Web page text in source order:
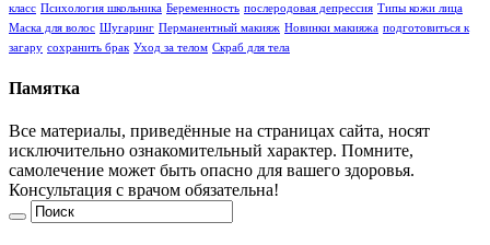
класс Психология школьника Беременность послеродовая депрессия Типы кожи лица
Маска для волос Шугаринг Перманентный макияж Новинки макияжа подготовиться к
загару сохранить брак Уход за телом Скраб для тела
Памятка
Все материалы, приведённые на страницах сайта, носят
исключительно ознакомительный характер. Помните,
самолечение может быть опасно для вашего здоровья.
Консультация с врачом обязательна!